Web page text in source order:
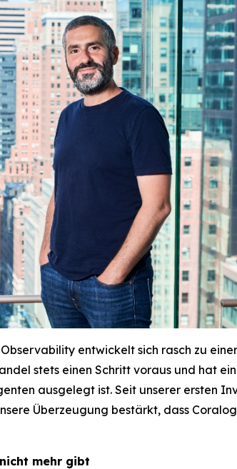
entwickelt sich rasch zu
stets einen Schritt voraus und hat
ausgelegt ist. Seit unserer ersten
Überzeugung bestärkt, dass
mehr gibt